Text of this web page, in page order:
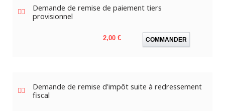
Demande de remise de paiement tiers
provisionnel
Prix
2,00 € COMMANDER
Demande de remise d'impôt suite à redressement
fiscal